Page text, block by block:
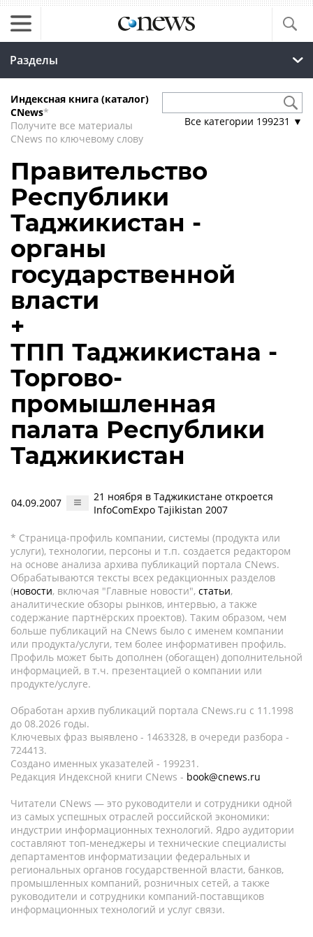
Разделы
Индексная книга (каталог)
CNews*
Получите все материалы
CNews по ключевому слову
Все категории 199231 ▼
Правительство
Республики
Таджикистан -
органы
государственной
власти
+
ТПП Таджикистана -
Торгово-
промышленная
палата Республики
Таджикистан
04.09.2007
21 ноября в Таджикистане откроется
InfoComExpo Tajikistan 2007
* Страница-профиль компании, системы (продукта или
услуги), технологии, персоны и т.п. создается редактором
на основе анализа архива публикаций портала CNews.
Обрабатываются тексты всех редакционных разделов
(новости, включая "Главные новости", статьи,
аналитические обзоры рынков, интервью, а также
содержание партнёрских проектов). Таким образом, чем
больше публикаций на CNews было с именем компании
или продукта/услуги, тем более информативен профиль.
Профиль может быть дополнен (обогащен) дополнительной
информацией, в т.ч. презентацией о компании или
продукте/услуге.
Обработан архив публикаций портала CNews.ru c 11.1998
до 08.2026 годы.
Ключевых фраз выявлено - 1463328, в очереди разбора -
724413.
Создано именных указателей - 199231.
Редакция Индексной книги CNews - book@cnews.ru
Читатели CNews — это руководители и сотрудники одной
из самых успешных отраслей российской экономики:
индустрии информационных технологий. Ядро аудитории
составляют топ-менеджеры и технические специалисты
департаментов информатизации федеральных и
региональных органов государственной власти, банков,
промышленных компаний, розничных сетей, а также
руководители и сотрудники компаний-поставщиков
информационных технологий и услуг связи.